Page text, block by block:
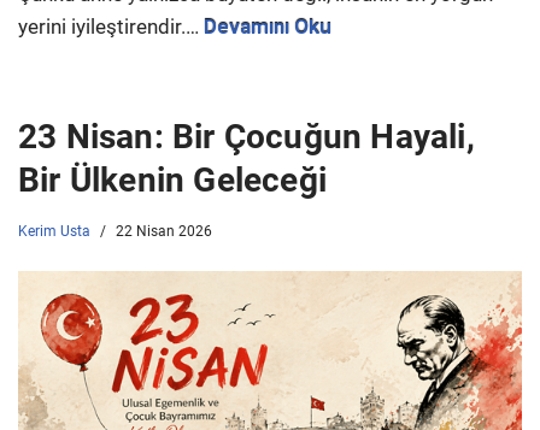
yerini iyileştirendir.… Devamını Oku
23 Nisan: Bir Çocuğun Hayali,
Bir Ülkenin Geleceği
Kerim Usta 22 Nisan 2026